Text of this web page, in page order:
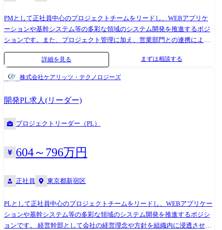
PMとして正社員中心のプロジェクトチームをリードし、WEBアプリケ
ーションや基幹システム等の多彩な領域のシステム開発を推進するポジ
ションです。また、プロジェクト管理に加え、営業部門との連携による
プロジェクト拡大、プロジェクトや社内グループにおける人材育成など
の業務にも従事いただきます。 <具体的な業務内容> ●アプリ開発チーム
におけるPM ・メンバー5~20名程度のチーム管理、開発支援 ・お客様と
の密なコミュニケーション、迅速かつ精密なプロジェクト管理、正確な
トラブルシューティング ・案件の見積～開発、リリースまでの一貫した
対応 ●お客様のビジネスサイドへの社員支援PMO(全体管理や要件整理、
業務分析など) ・お客様のビジネス部門とやりとりしながら、ビジネスを
ITやプロダクトへ落とし込み、各部門責任者に対し、適切な提案、報
ート ・ビジネス企画部門から出てくるビジネス要求定義書の精査、シス
テム開発部隊と共にシステム要件定義書作成、指摘対応、経営層への報
横断での開発支援、見えないニーズの発掘や新規領域へのソリューショ
経営会議における論議・提言と決定事項の迅速な実行・展開等 ・所属す
る社内グループでの研修企画・運営 ・営業部との協業、採用活動協力な
ど関係部署との関係構築と業務協力 「従事する業務の内容」 雇入れ直
詳細を見る まずは相談する
株式会社ケアリッツ・テクノロジーズ
開発PL求人(リーダー)
プロジェクトリーダー（PL）
604～796万円
正社員 東京都新宿区
PLとして正社員中心のプロジェクトチームをリードし、WEBアプリケー
ションや基幹システム等の多彩な領域のシステム開発を推進するポジシ
ョンです。 経営幹部として会社の経営理念や方針を組織内に浸透させ、